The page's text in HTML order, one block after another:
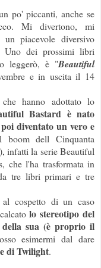
po' piccanti, anche se
Mi divertono, mi
piacevole diversivo
Uno dei prossimi libri
leggerò, è "Beautiful
e in uscita il 14
hanno adottato lo
Bastard è nato
diventato un vero e
dell Cinquanta
infatti la serie Beautiful
che l'ha trasformata in
tre libri primari e tre
cospetto di un caso
lo stereotipo del
della sua (è proprio il
esimermi dal dare
di Twilight.